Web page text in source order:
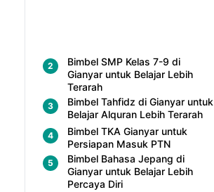
Bimbel SMP Kelas 7-9 di
Gianyar untuk Belajar Lebih
Terarah
Bimbel Tahfidz di Gianyar untuk
Belajar Alquran Lebih Terarah
Bimbel TKA Gianyar untuk
Persiapan Masuk PTN
Bimbel Bahasa Jepang di
Gianyar untuk Belajar Lebih
Percaya Diri